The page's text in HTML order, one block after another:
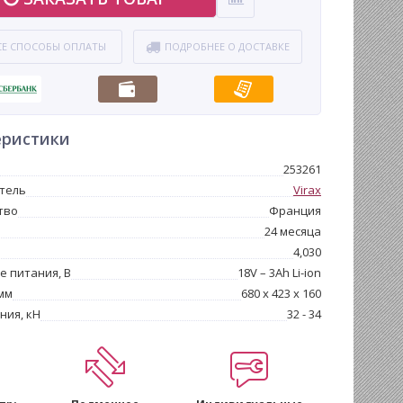
СПОСОБЫ ОПЛАТЫ ПОДРОБНЕЕ О ДОСТАВКЕ
253261
Virax
Франция
24 месяца
4,030
питания, В
18V – 3Ah Li-ion
680 х 423 х 160
кН
32 - 34